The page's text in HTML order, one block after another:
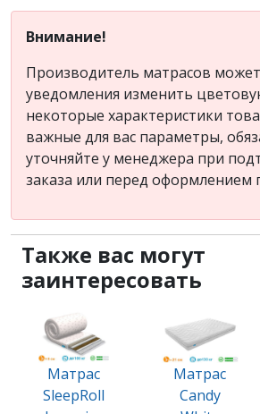
Внимание!
Производитель матрасов
уведомления изменить
некоторые характеристики
важные для вас параметры,
уточняйте у менеджера при
заказа или перед оформлением
Также вас могут
заинтересовать
Матрас
SleepRoll
Матрас
Candy